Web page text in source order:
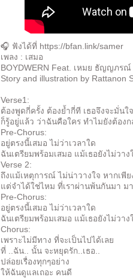
🎧 ฟังได้ที่ https://bfan.link/samer
เพลง : เสมอ
BOYDWERN Feat. เหมย ธัญญภรณ์
Story and illustration by Rattanon
Verse1:
ต้องพูดกี่ครั้ง ต้องย้ำกี่ที เธอจึงจะมั่นใจ
ก็รู้อยู่แล้ว ว่าฉันคือใคร ทำไมยังต้องก
Pre-Chorus:
อยู่ตรงนี้เสมอ ไม่ว่าเวลาใด
ฉันเตรียมพร้อมเสมอ แม้เธอยังไม่วาง
Verse 2:
ถึงแม้เหตุการณ์ ไม่น่าวางใจ หากเพี
แต่จำได้ใช่ไหม ที่เราผ่านพ้นกันมา ม
Pre-Chorus:
อยู่ตรงนี้เสมอ ไม่ว่าเวลาใด
ฉันเตรียมพร้อมเสมอ แม้เธอยังไม่วาง
Chorus:
เพราะไม่มีทาง ที่จะเป็นไปได้เลย
ที่ ..ฉัน.. นั้น จะหยุดรัก..เธอ..
ปล่อยเรื่องทุกๆอย่าง
ให้ฉันดูแลเถอะ คนดี